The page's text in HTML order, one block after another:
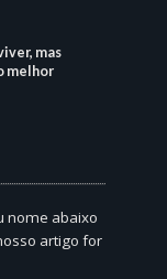
mas
melhor
nome abaixo
artigo for